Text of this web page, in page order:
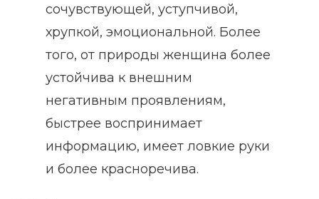
сочувствующей, уступчивой,
хрупкой, эмоциональной. Более
того, от природы женщина более
устойчива к внешним
негативным проявлениям,
быстрее воспринимает
информацию, имеет ловкие руки
и более красноречива.